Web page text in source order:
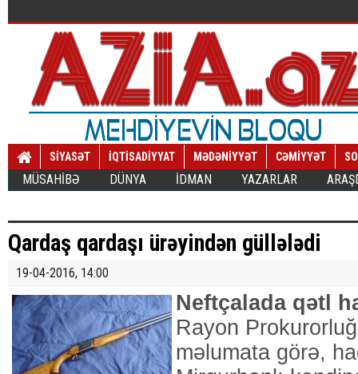
SİYASƏT İQTİSADİYYAT MƏDƏNİYYƏT CƏMİYYƏT
MÜSAHİBƏ DÜNYA İDMAN YAZARLAR
Qardaş qardaşı ürəyindən güllələdi
19-04-2016, 14:00
Neftçalada qətl
Rayon
məlumata görə,